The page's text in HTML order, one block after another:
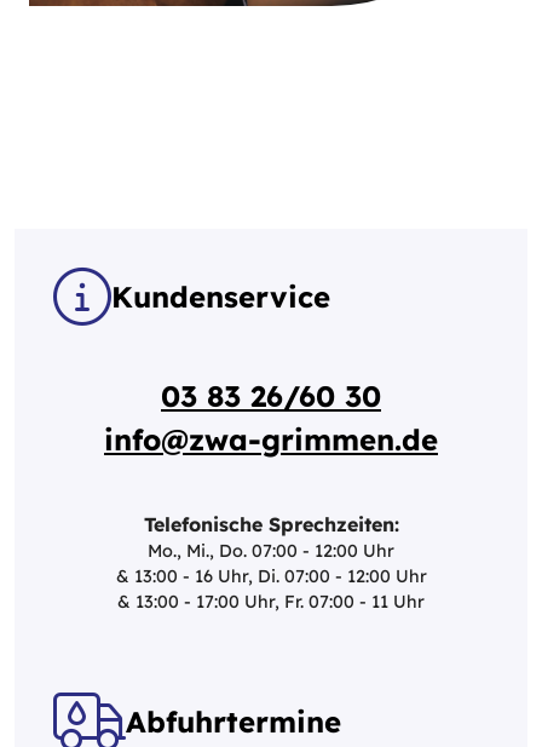
Kundenservice
03 83 26/60 30
info@zwa-grimmen.de
Telefonische Sprechzeiten:
Mo., Mi., Do. 07:00 - 12:00 Uhr
& 13:00 - 16 Uhr, Di. 07:00 - 12:00 Uhr
& 13:00 - 17:00 Uhr, Fr. 07:00 - 11 Uhr
Abfuhrtermine